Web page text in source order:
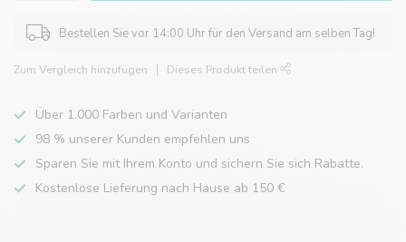
Bestellen Sie vor 14:00 Uhr für den Versand am selben Tag!
Zum Vergleich hinzufügen Dieses Produkt teilen
Über 1.000 Farben und Varianten
98 % unserer Kunden empfehlen uns
Sparen Sie mit Ihrem Konto und sichern Sie sich Rabatte.
Kostenlose Lieferung nach Hause ab 150 €